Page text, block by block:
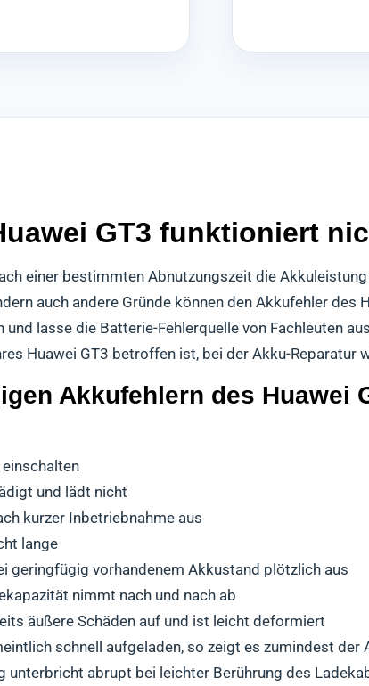
GT3 funktioniert
einer bestimmten Abnutzungszeit die
auch andere Gründe können den Akkufehler
und lasse die Batterie-Fehlerquelle von Fachleuten
Huawei GT3 betroffen ist, bei der Akku-
Akkufehlern des Huawei
und lädt nicht
kurzer Inbetriebnahme aus
lange
geringfügig vorhandenem Akkustand plötzlich aus
nimmt nach und nach ab
äußere Schäden auf und ist leicht deformiert
schnell aufgeladen, so zeigt es zumindest der
unterbricht abrupt bei leichter Berührung des